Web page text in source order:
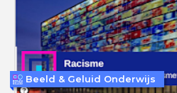
Beeld & Geluid Onderwijs